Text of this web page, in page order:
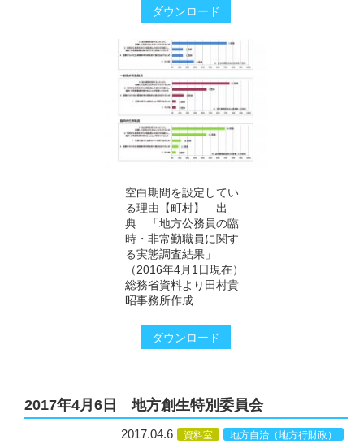
ダウンロード
空白期間を設定してい
る理由【町村】 出
典 「地方公務員の臨
時・非常勤職員に関す
る実態調査結果」
（2016年4月1日現在）
総務省資料より田村貴
昭事務所作成
ダウンロード
2017年4月6日 地方創生特別委員会
2017.04.6 資料室 地方自治（地方行財政）